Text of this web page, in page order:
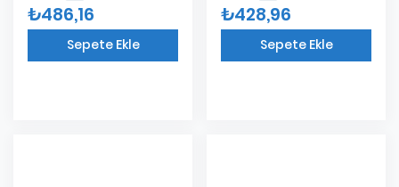
₺486,16
Sepete Ekle
₺428,96
Sepete Ekle